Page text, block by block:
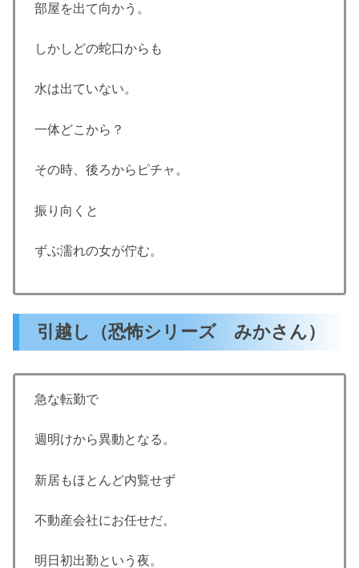
部屋を出て向かう。
しかしどの蛇口からも
水は出ていない。
一体どこから？
その時、後ろからピチャ。
振り向くと
ずぶ濡れの女が佇む。
引越し（恐怖シリーズ みかさん）
急な転勤で
週明けから異動となる。
新居もほとんど内覧せず
不動産会社にお任せだ。
明日初出勤という夜。